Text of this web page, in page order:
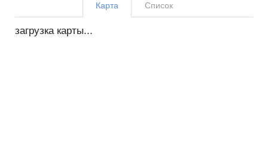
Карта Список
загрузка карты...